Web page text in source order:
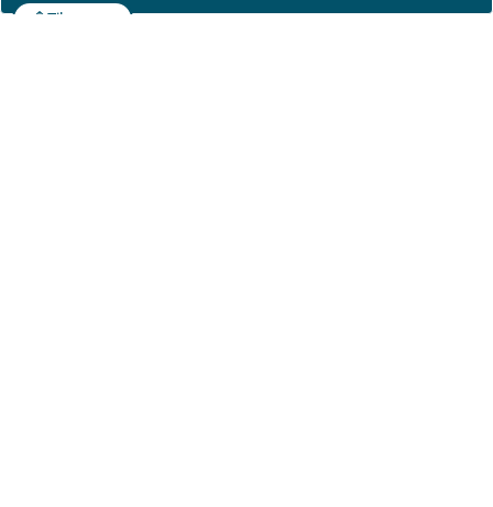
Til toppen